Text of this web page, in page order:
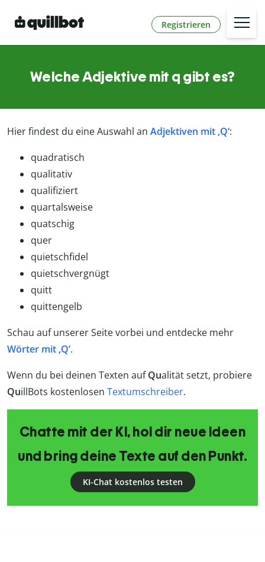
Registrieren
Welche Adjektive mit q gibt es?
Hier findest du eine Auswahl an Adjektiven mit ‚Q‘:
quadratisch
qualitativ
qualifiziert
quartalsweise
quatschig
quer
quietschfidel
quietschvergnügt
quitt
quittengelb
Schau auf unserer Seite vorbei und entdecke mehr
Wörter mit ‚Q‘.
Wenn du bei deinen Texten aufQualität setzt, probiere
QuillBots kostenlosen Textumschreiber.
Chatte mit der KI, hol dir neue Ideen
und bring deine Texte auf den Punkt.
KI-Chat kostenlos testen